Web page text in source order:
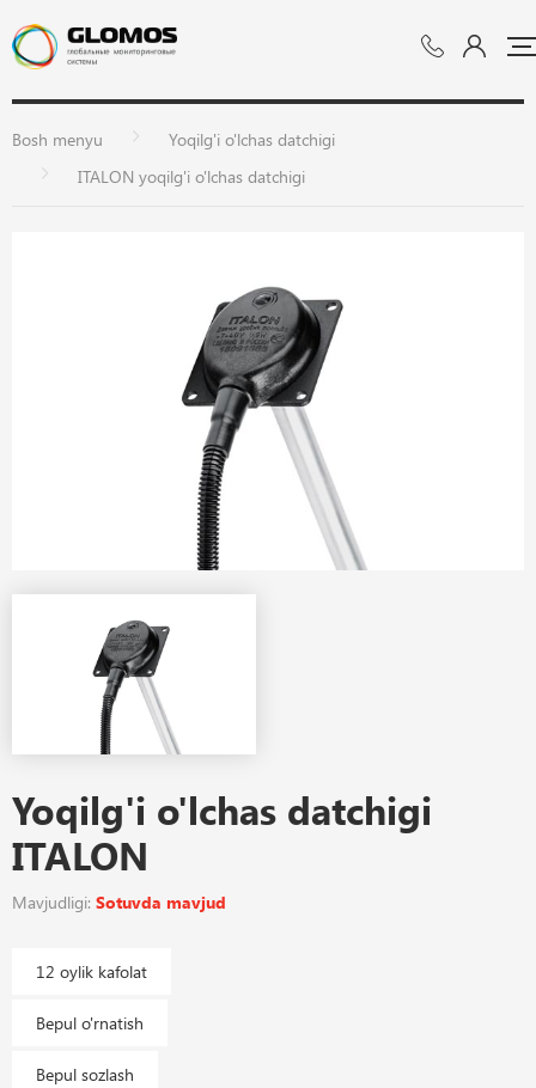
Bosh menyu
Yoqilg'i o'lchas datchigi
ITALON yoqilg'i o'lchas datchigi
Yoqilg'i o'lchas datchigi
ITALON
Mavjudligi: Sotuvda mavjud
12 oylik kafolat
Bepul o'rnatish
Bepul sozlash